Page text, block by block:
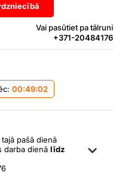
Vai pasūtiet pa tālruni
+371-20484176
00:49:02
pašā dienā
darba dienā līdz